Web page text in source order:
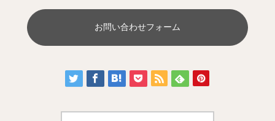
お問い合わせフォーム